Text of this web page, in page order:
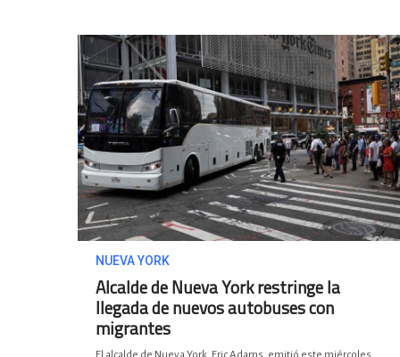
NUEVA YORK
Alcalde de Nueva York restringe la
llegada de nuevos autobuses con
migrantes